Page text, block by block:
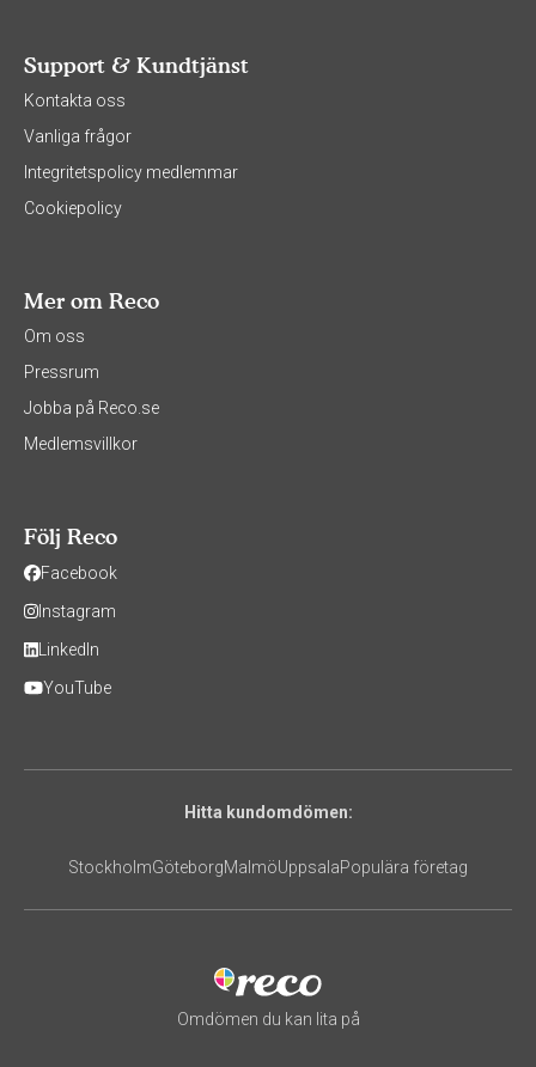
Support & Kundtjänst
Kontakta oss
Vanliga frågor
Integritetspolicy medlemmar
Cookiepolicy
Mer om Reco
Om oss
Pressrum
Jobba på Reco.se
Medlemsvillkor
Följ Reco
Facebook
Instagram
LinkedIn
YouTube
Hitta kundomdömen:
StockholmGöteborgMalmöUppsalaPopulära företag
Omdömen du kan lita på